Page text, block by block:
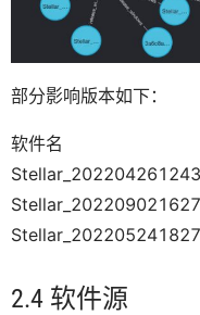
部分影响版本如下：
软件名
2.4 软件源